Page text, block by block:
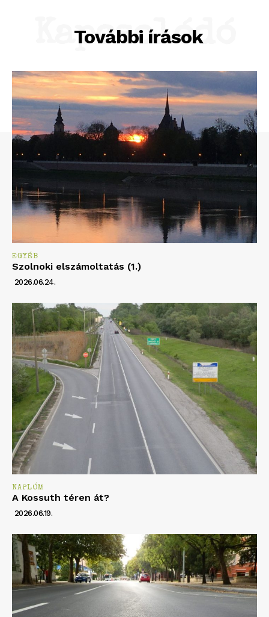
További írások
Kapcsolódó
EGYÉB
Szolnoki elszámoltatás (1.)
2026.06.24.
NAPLÓM
A Kossuth téren át?
2026.06.19.